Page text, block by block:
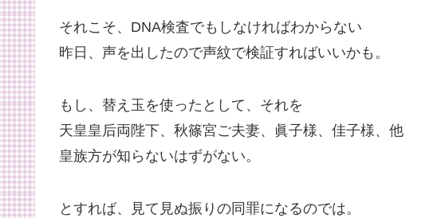
それこそ、DNA検査でもしなければわからない
昨日、声を出したので声紋で検証すればいいかも。
もし、替え玉を使ったとして、それを
天皇皇后両陛下、秋篠宮ご夫妻、眞子様、佳子様、他
皇族方が知らないはずがない。
とすれば、見て見ぬ振りの同罪になるのでは。